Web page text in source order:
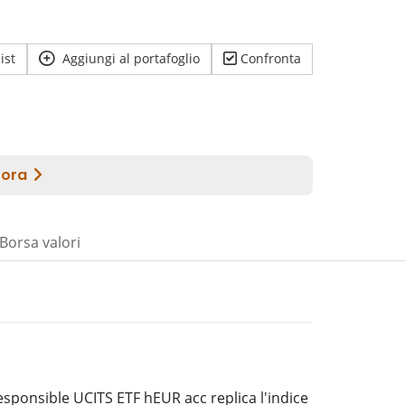
Aggiungi al portafoglio Confronta
Borsa valori
UCITS ETF hEUR acc replica l'indice